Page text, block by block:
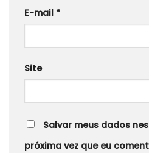
E-mail *
Site
Salvar meus dados
próxima vez que eu